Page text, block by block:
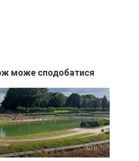
може сподобатися
0